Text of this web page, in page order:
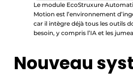
Le module EcoStruxure
Motion est l’environnement
car il intègre déjà tous les outils
besoin, y compris l’IA et les
Nouveau